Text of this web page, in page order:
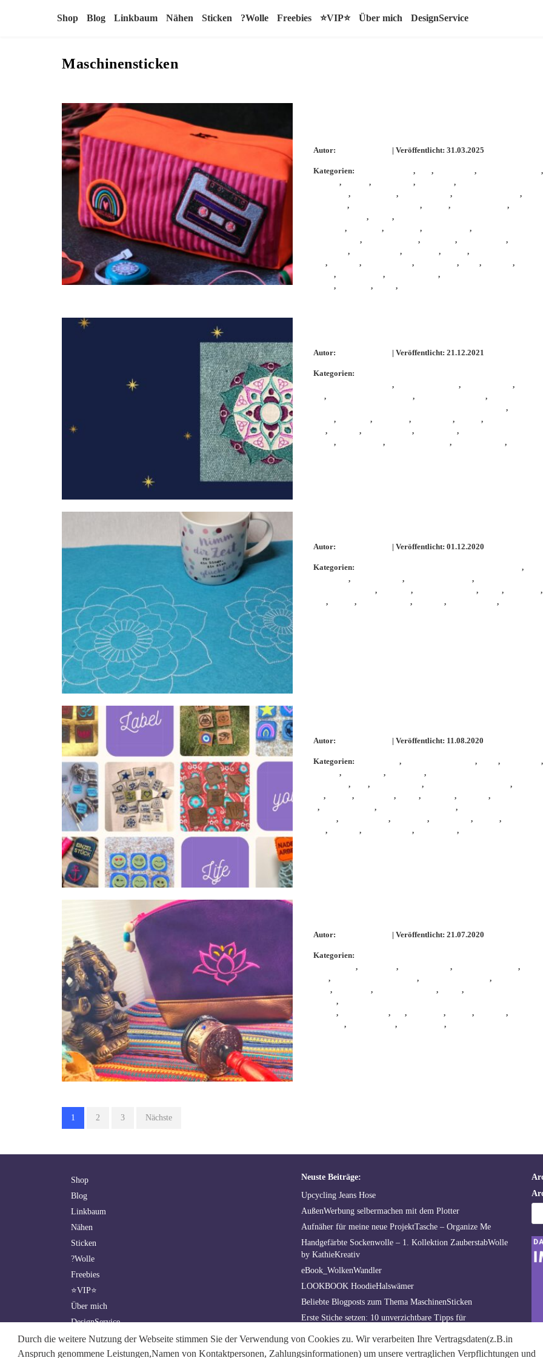
Durch die weitere Nutzung der Webseite stimmen Sie der Verwendung von Cookies zu. Wir verarbeiten Ihre Vertragsdaten(z.B.in
Anspruch genommene Leistungen,Namen von Kontaktpersonen, Zahlungsinformationen) um unsere vertraglichen Verpflichtungen und
Shop Blog Linkbaum Nähen Sticken ?Wolle Freebies ⭐VIP⭐ Über mich DesignService
Maschinensticken
Autor: | Veröffentlicht: 31.03.2025
Kategorien: , , , ,
Patches, Häkeln, Handarbeit, handmade,
StickGarn, kathiekreaiv, KathieKreativ, KathieKreativnäht,
Stickdatei, KathieKreativstickt, Kinder, Kosmetiktasche,
aschinensticken, nähen,
Anfänger, NähHack, Nähhacks, nähmaschine,
Schnittmuster, Ordnungshelfer, Organize, Projektbeutel,
nittmuster, selbermachen, Stickdatei, sticken,
W6, stickerei, stickmaschine, Stickmuster, Stifte, Stricken,
nähen, Taschenliebe, Taschenspieler,
Along, Webband, Wolle,
Autor: | Veröffentlicht: 21.12.2021
Kategorien:
Adventskalendertasche, FarbenmixTasche, KathieKreativ,
äht, KathieKreativStickdatei, KathieKreativstickt,
,
Along, sewalong, Stickdatei, stickeinheit, sticken,
W6, stickerei, stickmaschine, Stickmuster,
nähen, Taschenliebe, TaschenSewAlong, Taschenspieler,
Autor: | Veröffentlicht: 01.12.2020
Kategorien: ,
StickGarn, KathieKreativ, KathieKreativnäht,
athieKreativstickt, Mandala, Maschinensticken, nähen, Stickdatei,
heit, sticken, sticken mit W6, stickerei, stickmaschine,
Autor: | Veröffentlicht: 11.08.2020
Kategorien: Allgemein, , , ,
Patches, Handarbeit, handmade,
StickGarn, ITH, KathieKreativ, KathieKreativStickdatei,
ckt, Kinder, Kunstleder, Label, Mandala, Maritim,
n, , ,
genäht, selbermachen, Stickdatei, stickeinheit, sticken,
W6, stickerei, stickmaschine, Stickmuster,
Autor: | Veröffentlicht: 21.07.2020
Kategorien:
Handarbeit, handmade, KathieKreativ, KathieKreativDIY,
näht, KathieKreativStickdatei, KathieKreativstickt,
leder, Mäppchen, Maschinensticken, nähen,
genäht,
genäht, selbermachen, sew, Stickdatei, sticken, stickerei,
ckmuster, Tasche nähen, Taschenliebe,
1 2 3 Nächste
Shop
Blog
Linkbaum
Nähen
Sticken
?Wolle
Freebies
⭐VIP⭐
Über mich
DesignService
Neuste Beiträge:
Upcycling Jeans Hose
AußenWerbung selbermachen mit dem Plotter
Aufnäher für meine neue ProjektTasche – Organize Me
Handgefärbte Sockenwolle – 1. Kollektion ZauberstabWolle
by KathieKreativ
eBook_WolkenWandler
LOOKBOOK HoodieHalswämer
Beliebte Blogposts zum Thema MaschinenSticken
Erste Stiche setzen: 10 unverzichtbare Tipps für